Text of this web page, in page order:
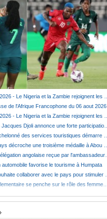
- Le Nigeria et la Zambie rejoignent les quarts de finale
de l'Afrique Francophone du 06 aout 2026
- Le Nigeria et la Zambie rejoignent les quarts de finale
Djoli annonce une forte participation du pays à la Conférence des présidents de parlements à Midrand
des services touristiques démarre ce jeudi
décroche une troisième médaille à Abou Dabi
angolaise reçue par l'ambassadeur d'Angola aux Émirats arabes unis
automobile favorise le tourisme à Humpata
collaborer avec le pays pour stimuler l'aquaculture
penche sur le rôle des femmes dans l'interaction avec les communautés